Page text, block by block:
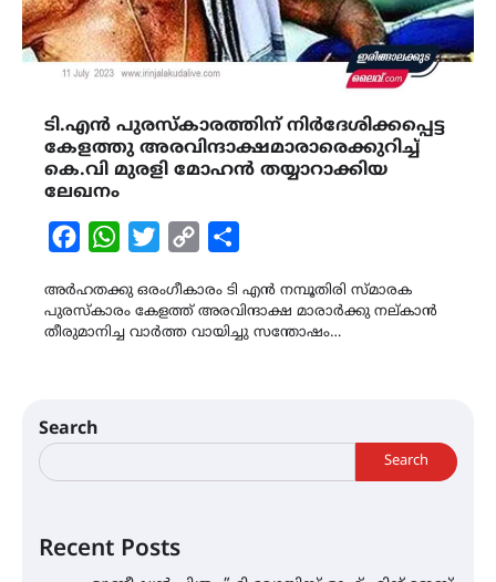
ടി.എൻ പുരസ്‌കാരത്തിന് നിർദേശിക്കപ്പെട്ട
കേളത്തു അരവിന്ദാക്ഷമാരാരെക്കുറിച്ച്
കെ.വി മുരളി മോഹൻ തയ്യാറാക്കിയ
ലേഖനം
FacebookWhatsAppTwitterCopy
അർഹതക്കു ഒരംഗീകാരം ടി എൻ നമ്പൂതിരി സ്മാരക
പുരസ്‌കാരം കേളത്ത്‌ അരവിന്ദാക്ഷ മാരാർക്കു നല്കാൻ
തീരുമാനിച്ച വാർത്ത വായിച്ചു സന്തോഷം…
Search
Search
Recent Posts